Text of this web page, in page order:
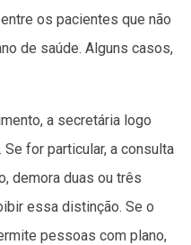
os pacientes que não
de saúde. Alguns casos,
a secretária logo
Se for particular, a consulta
demora duas ou três
essa distinção. Se o
pessoas com plano,